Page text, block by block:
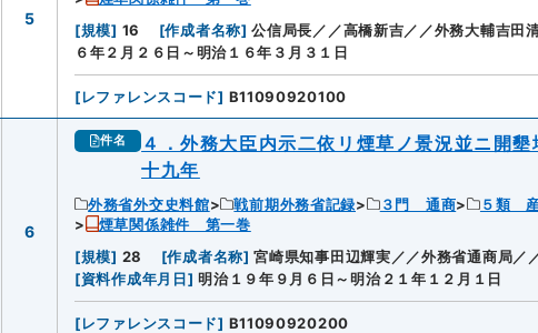
5
[規模] 16 [作成者名称] 公信局長／／高橋新吉／／外務大輔吉田
６年２月２６日～明治１６年３月３１日
[レファレンスコード] B11090920100
6
件名
４．外務大臣内示二依リ煙草ノ景況並ニ開
十九年
外務省外交史料館 戦前期外務省記録 ３門 通商
５類
煙草関係雑件 第一巻
[規模] 28 [作成者名称] 宮崎県知事田辺輝実／／外務省通商局／
[資料作成年月日] 明治１９年９月６日～明治２１年１２月１日
[レファレンスコード] B11090920200